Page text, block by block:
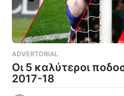
ADVERTORIAL
Οι 5 καλύτεροι
2017-18